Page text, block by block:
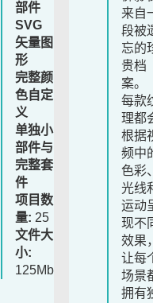
部件
SVG
矢量图
形
完整颜
色自定
义
单独小
部件与
完整套
件
项目数
量: 25
文件大
小:
125Mb
来自
段被
忘的
贵档
案。
每款
理都
根据
频中
色彩
光线
运动
现不
效果
让每
场景
拥有